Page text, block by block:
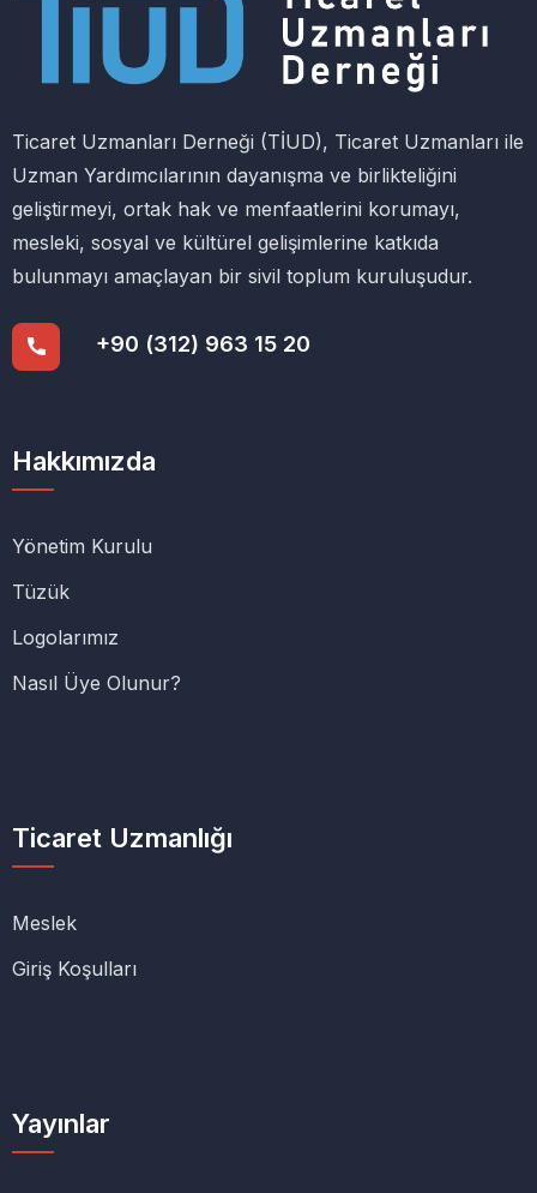
Ticaret Uzmanları Derneği (TİUD), Ticaret Uzmanları ile
Uzman Yardımcılarının dayanışma ve birlikteliğini
geliştirmeyi, ortak hak ve menfaatlerini korumayı,
mesleki, sosyal ve kültürel gelişimlerine katkıda
bulunmayı amaçlayan bir sivil toplum kuruluşudur.
+90 (312) 963 15 20
Hakkımızda
Yönetim Kurulu
Tüzük
Logolarımız
Nasıl Üye Olunur?
Ticaret Uzmanlığı
Meslek
Giriş Koşulları
Yayınlar